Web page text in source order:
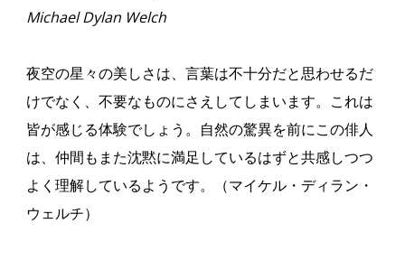
Michael Dylan Welch
夜空の星々の美しさは、言葉は不十分だと思わせるだ
けでなく、不要なものにさえしてしまいます。これは
皆が感じる体験でしょう。自然の驚異を前にこの俳人
は、仲間もまた沈黙に満足しているはずと共感しつつ
よく理解しているようです。（マイケル・ディラン・
ウェルチ）